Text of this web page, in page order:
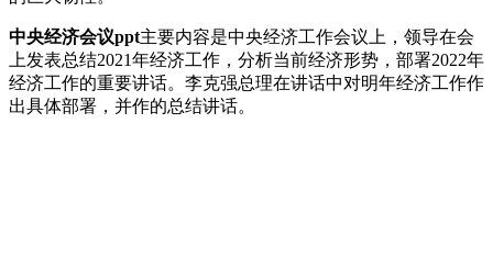
中央经济会议ppt主要内容是中央经济工作会议上，领导在会
上发表总结2021年经济工作，分析当前经济形势，部署2022年
经济工作的重要讲话。李克强总理在讲话中对明年经济工作作
出具体部署，并作的总结讲话。